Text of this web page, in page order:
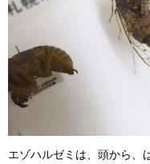
エゾハルゼミは、頭から、